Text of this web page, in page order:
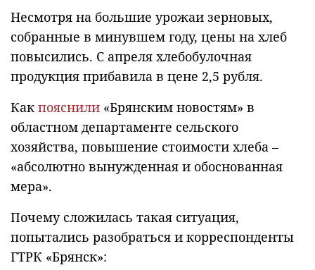
Несмотря на большие урожаи зерновых,
собранные в минувшем году, цены на хлеб
повысились. С апреля хлебобулочная
продукция прибавила в цене 2,5 рубля.
Как пояснили «Брянским новостям» в
областном департаменте сельского
хозяйства, повышение стоимости хлеба –
«абсолютно вынужденная и обоснованная
мера».
Почему сложилась такая ситуация,
попытались разобраться и корреспонденты
ГТРК «Брянск»: